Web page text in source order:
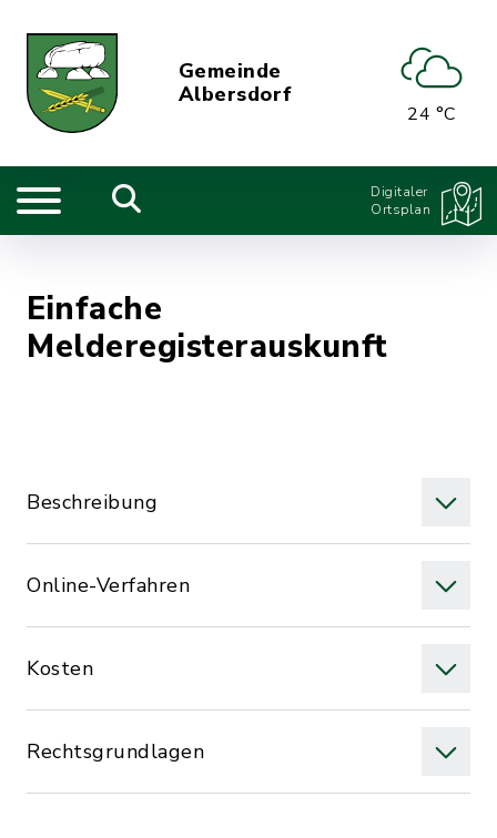
Gemeinde
Albersdorf
24 °C
Digitaler
Ortsplan
Einfache
Melderegisterauskunft
Beschreibung
Online-Verfahren
Kosten
Rechtsgrundlagen